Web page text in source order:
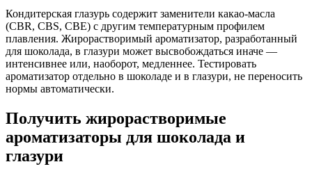
Кондитерская глазурь содержит заменители какао-масла
(CBR, CBS, CBE) с другим температурным профилем
плавления. Жирорастворимый ароматизатор, разработанный
для шоколада, в глазури может высвобождаться иначе —
интенсивнее или, наоборот, медленнее. Тестировать
ароматизатор отдельно в шоколаде и в глазури, не переносить
нормы автоматически.
Получить жирорастворимые
ароматизаторы для шоколада и
глазури